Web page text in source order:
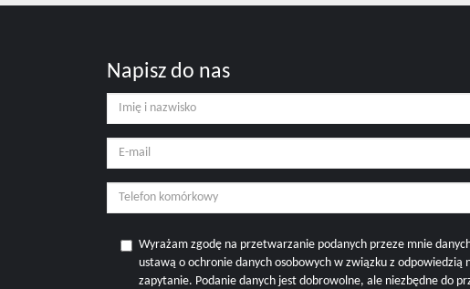
Napisz do nas
Wyrażam zgodę na przetwarzanie podanych przeze mnie
ustawą o ochronie danych osobowych w związku z odpowiedzią
zapytanie. Podanie danych jest dobrowolne, ale niezbędne do